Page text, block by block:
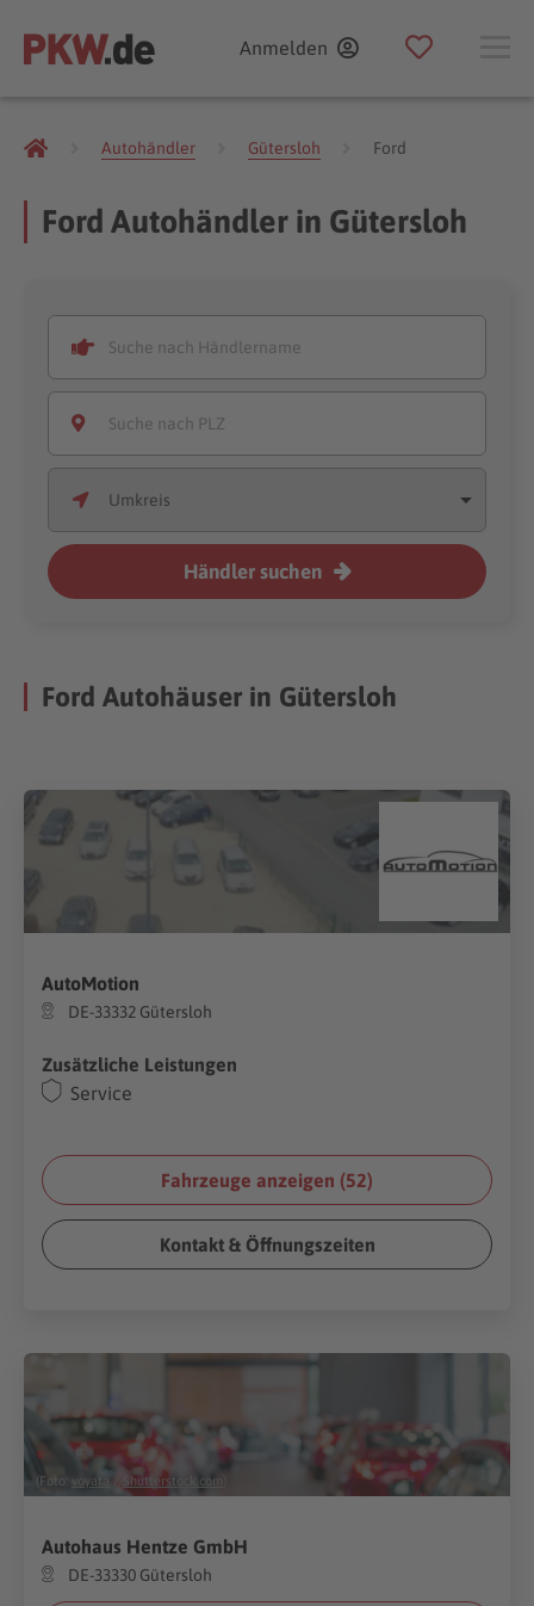
Anmelden
Autohändler Gütersloh Ford
Ford Autohändler in Gütersloh
Händler suchen
Ford Autohäuser in Gütersloh
AutoMotion
DE-33332 Gütersloh
Zusätzliche Leistungen
Service
Fahrzeuge anzeigen (52)
Kontakt & Öffnungszeiten
(Foto: voyata Shutterstock.com
Autohaus Hentze GmbH
DE-33330 Gütersloh